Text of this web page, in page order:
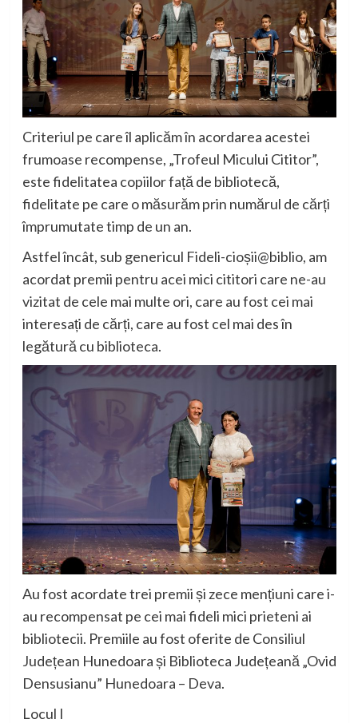
Criteriul pe care îl aplicăm în acordarea acestei
frumoase recompense, „Trofeul Micului Cititor”,
este fidelitatea copiilor față de bibliotecă,
fidelitate pe care o măsurăm prin numărul de cărți
împrumutate timp de un an.
Astfelîncât, sub genericul Fideli-cioșii@biblio, am
acordat premii pentru acei mici cititori care ne-au
vizitat de cele mai multe ori, care au fost cei mai
interesați de cărți, care au fost cel mai des în
legătură cu biblioteca.
Au fost acordate trei premii și zece mențiuni care i-
au recompensat pe cei mai fideli mici prieteni ai
bibliotecii. Premiile au fost oferite de Consiliul
Județean Hunedoara și Biblioteca Județeană „Ovid
Densusianu” Hunedoara – Deva.
Locul I